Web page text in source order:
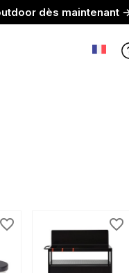
dès maintenant
favorite_border favorite_border